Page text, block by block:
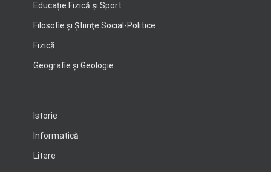
Educație Fizică și Sport
Filosofie şi Ştiinţe Social-Politice
Fizică
Geografie şi Geologie
Istorie
Informatică
Litere